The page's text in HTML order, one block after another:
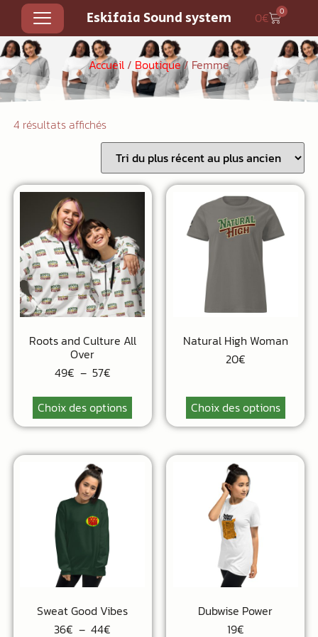
Eskifaia Sound system 0€ 0
Accueil / Boutique/ Femme
4 résultats affichés
Roots and Culture All
Over
49€ – 57€
Choix des options
Natural High Woman
20€
Choix des options
Sweat Good Vibes
36€ – 44€
Dubwise Power
19€